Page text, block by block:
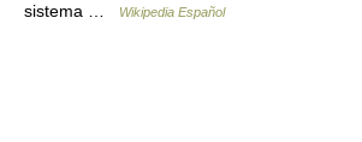
sistema …
Wikipedia Español